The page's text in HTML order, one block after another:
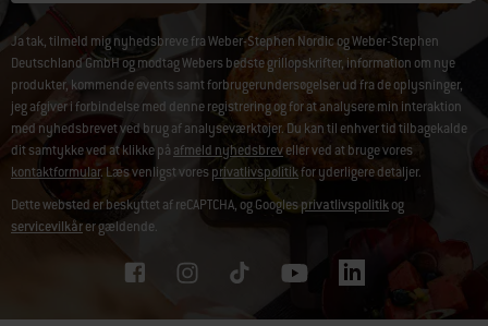
Ja tak, tilmeld mig nyhedsbreve fra Weber-Stephen Nordic og Weber-Stephen
Deutschland GmbH og modtag Webers bedste grillopskrifter, information om nye
produkter, kommende events samt forbrugerundersøgelser ud fra de oplysninger,
jeg afgiver i forbindelse med denne registrering og for at analysere min interaktion
med nyhedsbrevet ved brug af analyseværktøjer. Du kan til enhver tid tilbagekalde
dit samtykke ved at klikke på afmeld nyhedsbreveller ved at bruge vores
kontaktformular. Læs venligst voresprivatlivspolitikfor yderligere detaljer.
Dette websted er beskyttet af reCAPTCHA, og Googlesprivatlivspolitikog
servicevilkårer gældende.